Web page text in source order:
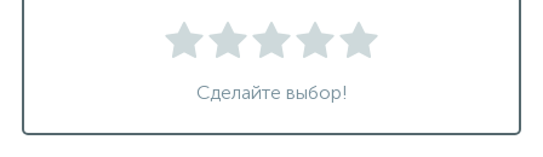
Сделайте выбор!